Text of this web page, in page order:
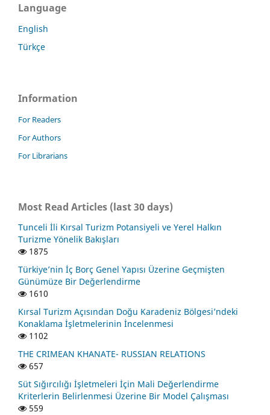
Language
English
Türkçe
Information
For Readers
For Authors
For Librarians
Most Read Articles (last 30 days)
Tunceli İli Kırsal Turizm Potansiyeli ve Yerel Halkın
Turizme Yönelik Bakışları
1875
Türkiye’nin İç Borç Genel Yapısı Üzerine Geçmişten
Günümüze Bir Değerlendirme
1610
Kırsal Turizm Açısından Doğu Karadeniz Bölgesi’ndeki
Konaklama İşletmelerinin İncelenmesi
1102
THE CRIMEAN KHANATE- RUSSIAN RELATIONS
657
Süt Sığırcılığı İşletmeleri İçin Mali Değerlendirme
Kriterlerin Belirlenmesi Üzerine Bir Model Çalışması
559